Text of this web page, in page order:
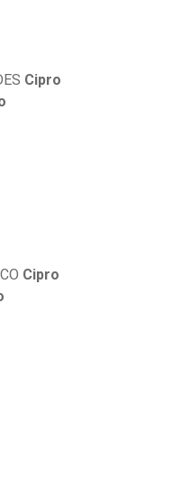
Cipro
Cipro